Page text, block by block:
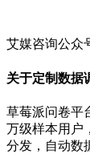
艾媒咨询公众
关于定制数据
草莓派问卷平
万级样本用户
分发，自动数